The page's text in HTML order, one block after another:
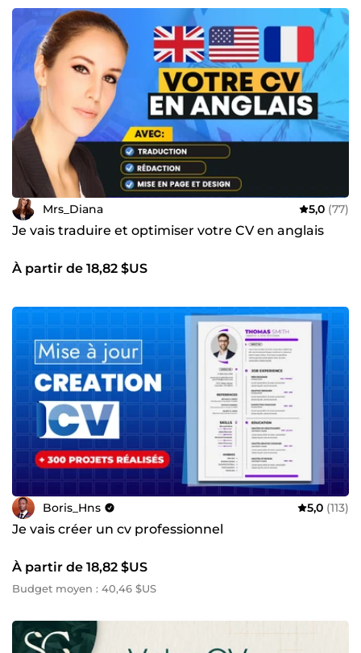
Mrs_Diana 5,0 (77)
Je vais traduire et optimiser votre CV en anglais
À partir de 18,82 $US
Boris_Hns 5,0 (113)
Je vais créer un cv professionnel
À partir de 18,82 $US
Budget moyen : 40,46 $US